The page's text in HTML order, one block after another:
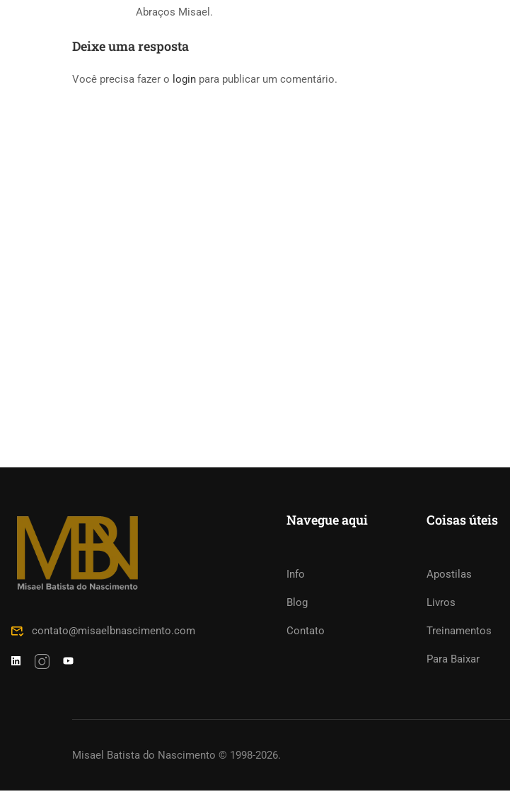
Abraços Misael.
Deixe uma resposta
Você precisa fazer o login para publicar um comentário.
contato@misaelbnascimento.com
Navegue aqui
Info
Blog
Contato
Coisas úteis
Apostilas
Livros
Treinamentos
Para Baixar
Misael Batista do Nascimento © 1998-2026.
SOLICITAR UM
Capacite os membros de sua igreja. Online
ENTRE EM CONTATO AGORA